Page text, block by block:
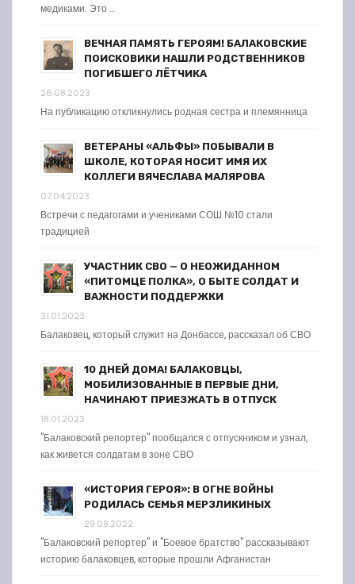
медиками. Это …
ВЕЧНАЯ ПАМЯТЬ ГЕРОЯМ! БАЛАКОВСКИЕ
ПОИСКОВИКИ НАШЛИ РОДСТВЕННИКОВ
ПОГИБШЕГО ЛЁТЧИКА
26.08.2023
На публикацию откликнулись родная сестра и племянница
ВЕТЕРАНЫ «АЛЬФЫ» ПОБЫВАЛИ В
ШКОЛЕ, КОТОРАЯ НОСИТ ИМЯ ИХ
КОЛЛЕГИ ВЯЧЕСЛАВА МАЛЯРОВА
07.04.2023
Встречи с педагогами и учениками СОШ №10 стали
традицией
УЧАСТНИК СВО — О НЕОЖИДАННОМ
«ПИТОМЦЕ ПОЛКА», О БЫТЕ СОЛДАТ И
ВАЖНОСТИ ПОДДЕРЖКИ
31.01.2023
Балаковец, который служит на Донбассе, рассказал об СВО
10 ДНЕЙ ДОМА! БАЛАКОВЦЫ,
МОБИЛИЗОВАННЫЕ В ПЕРВЫЕ ДНИ,
НАЧИНАЮТ ПРИЕЗЖАТЬ В ОТПУСК
18.01.2023
"Балаковский репортер" пообщался с отпускником и узнал,
как живется солдатам в зоне СВО
«ИСТОРИЯ ГЕРОЯ»: В ОГНЕ ВОЙНЫ
РОДИЛАСЬ СЕМЬЯ МЕРЗЛИКИНЫХ
29.08.2022
"Балаковский репортер" и "Боевое братство" рассказывают
историю балаковцев, которые прошли Афганистан